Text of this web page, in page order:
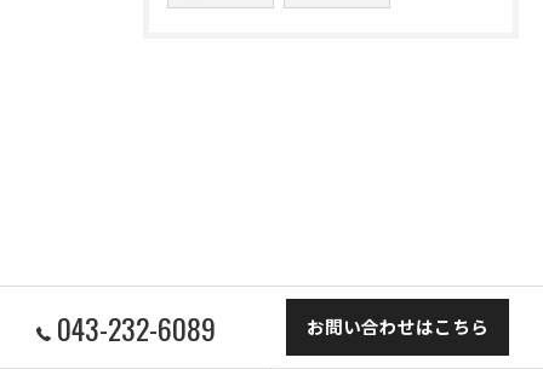
043-232-6089 お問い合わせはこちら